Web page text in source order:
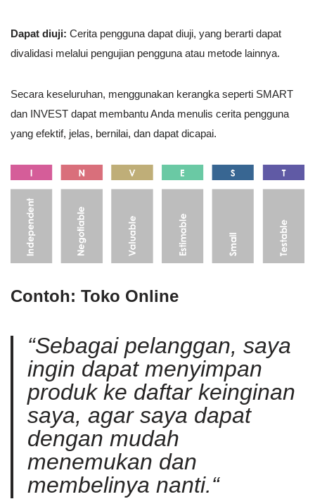
Dapat diuji: Cerita pengguna dapat diuji, yang berarti dapat
divalidasi melalui pengujian pengguna atau metode lainnya.
Secara keseluruhan, menggunakan kerangka seperti SMART
dan INVEST dapat membantu Anda menulis cerita pengguna
yang efektif, jelas, bernilai, dan dapat dicapai.
Contoh: Toko Online
“Sebagai pelanggan, saya
ingin dapat menyimpan
produk ke daftar keinginan
saya, agar saya dapat
dengan mudah
menemukan dan
membelinya nanti.“